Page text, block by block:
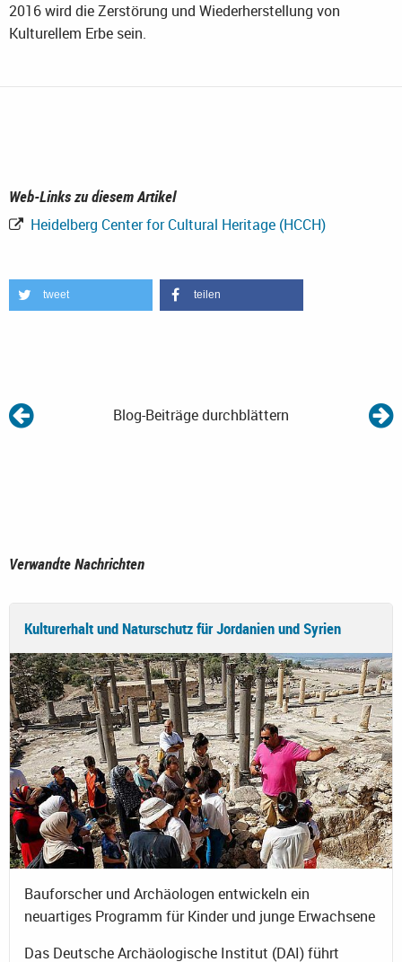
2016 wird die Zerstörung und Wiederherstellung von
Kulturellem Erbe sein.
Web-Links zu diesem Artikel
Heidelberg Center for Cultural Heritage (HCCH)
tweet teilen
Blog-Beiträge durchblättern
Verwandte Nachrichten
Kulturerhalt und Naturschutz für Jordanien und Syrien
Bauforscher und Archäologen entwickeln ein
neuartiges Programm für Kinder und junge Erwachsene
Das Deutsche Archäologische Institut (DAI) führt